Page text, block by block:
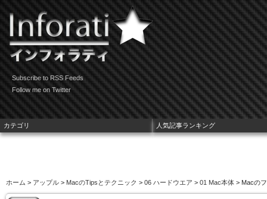
Subscribe to RSS Feeds
Follow me on Twitter
ホーム > アップル > MacのTipsとテクニック > 06 ハードウエア > 01 Mac本体 > Macの
カテゴリ 人気記事ランキング